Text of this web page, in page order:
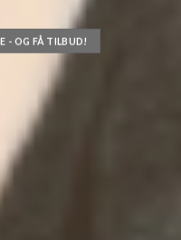
- OG FÅ TILBUD!